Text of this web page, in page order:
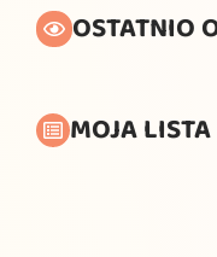
OSTATNIO
MOJA